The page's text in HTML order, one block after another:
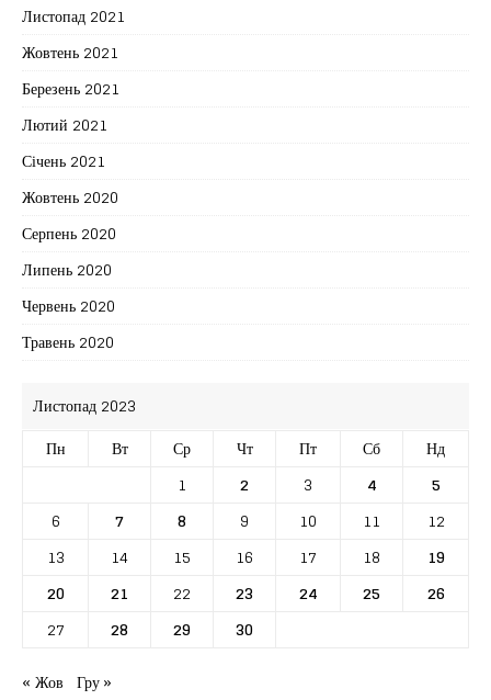
Листопад 2021
Жовтень 2021
Березень 2021
Лютий 2021
Січень 2021
Жовтень 2020
Серпень 2020
Липень 2020
Червень 2020
Травень 2020
Листопад 2023
Пн
Вт Ср Чт Пт Сб
Нд
1
2 3 4
5
6
7 8 9 10 11
12
13
14 15 16 17 18
19
20
21 22 23 24 25
26
27
28 29
30
« Жов Гру »